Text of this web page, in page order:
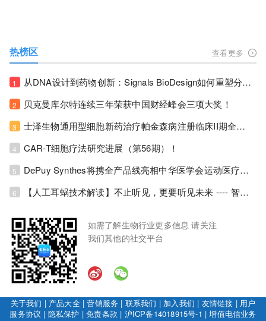
热榜区 查看更多
1 从DNA设计到药物创新：Signals BioDesign如何重塑分子生物学研发生态！
2 贝克曼库尔特连续三年荣获中国财经峰会三项大奖！
3 士泽生物通用型细胞新药治疗帕金森病注册临床II期全部入组完成！
4 CAR-T细胞疗法研究进展（第56期）！
5 DePuy Synthes将携全产品线亮相中华医学会运动医疗分会大会，加码布局中国运动医学创新赛道！
6 【人工耳蜗技术解读】不止听见，更要听见未来 ---- 智能耳蜗，开启人工耳蜗技术新纪元！
如需了解生物行业更多信息 请关注
我们其他的社交平台
关于我们 | 产品大全|营销服务 | 联系我们 | 加入我们 | 友情链接 | 用户
服务协议 | 隐私保护 |免责条款 | 沪ICP备14018915号-1 |增值电信业务